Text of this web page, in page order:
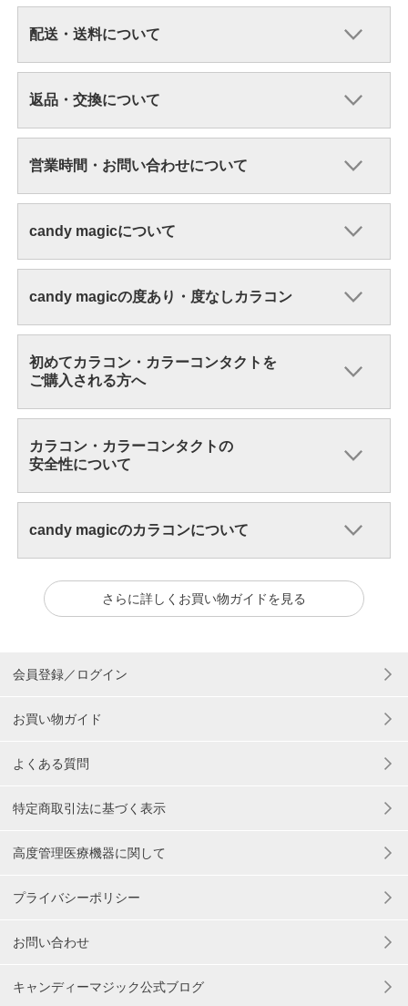
配送・送料について
返品・交換について
営業時間・お問い合わせについて
candy magicについて
candy magicの度あり・度なしカラコン
初めてカラコン・カラーコンタクトを
ご購入される方へ
カラコン・カラーコンタクトの
安全性について
candy magicのカラコンについて
さらに詳しくお買い物ガイドを見る
会員登録／ログイン
お買い物ガイド
よくある質問
特定商取引法に基づく表示
高度管理医療機器に関して
プライバシーポリシー
お問い合わせ
キャンディーマジック公式ブログ